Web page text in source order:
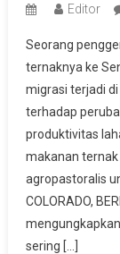
Editor
Seorang
ternaknya ke
migrasi terjadi
terhadap
produktivitas
makanan
agropastoralis
COLORADO,
sering […]